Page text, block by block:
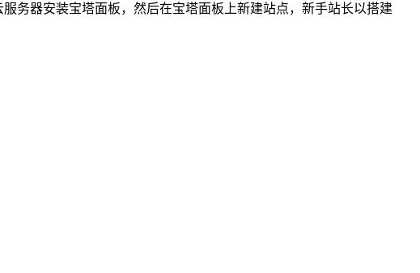
务器安装宝塔面板，然后在宝塔面板上新建站点，新手站长以搭建